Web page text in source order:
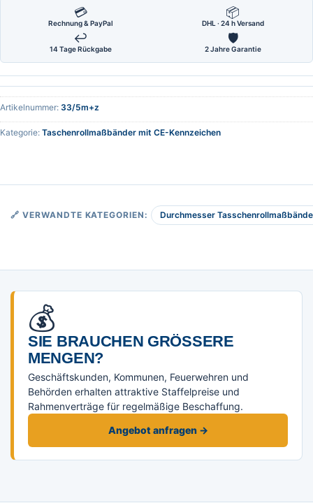
💳
Rechnung & PayPal
📦
DHL · 24 h Versand
↩
14 Tage Rückgabe
🛡
2 Jahre Garantie
Artikelnummer: 33/5m+z
Kategorie: Taschenrollmaßbänder mit CE-Kennzeichen
🔗 VERWANDTE KATEGORIEN: Durchmesser
💰
SIE BRAUCHEN GRÖSSERE M
ENGEN?
Geschäftskunden, Kommunen, Feuerwehren und
Behörden erhalten attraktive Staffelpreise und
Rahmenverträge für regelmäßige Beschaffung.
Angebot anfragen →